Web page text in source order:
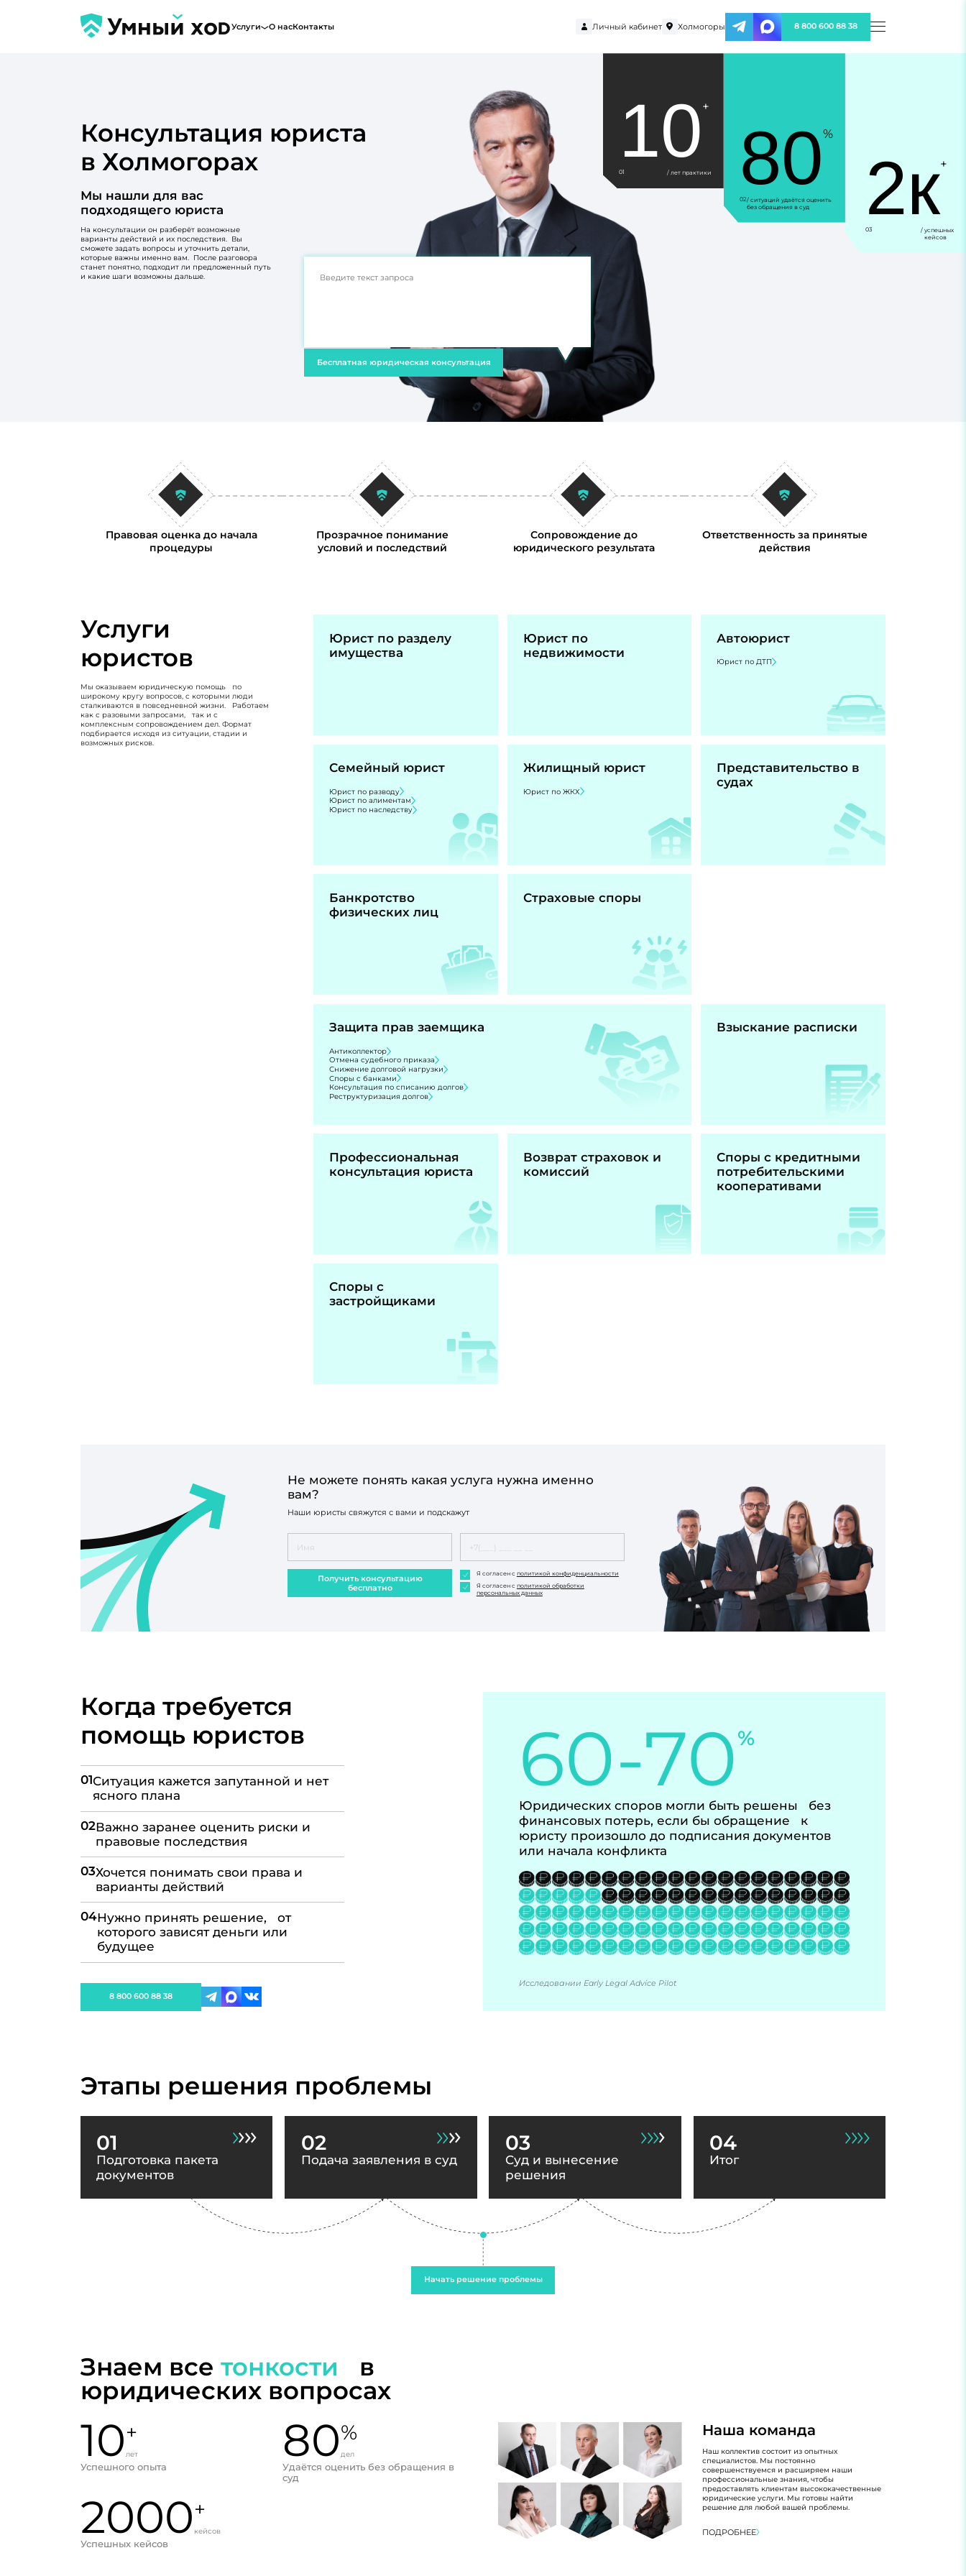
Услуги О насКонтакты Личный кабинет Холмогоры 8 800 600 88 38
Консультация юриста
в Холмогорах
Мы нашли для вас
подходящего юриста
На консультации он разберёт возможные
варианты действий и их последствия. Вы
сможете задать вопросы и уточнить детали,
которые важны именно вам. После разговора
станет понятно, подходит ли предложенный путь
и какие шаги возможны дальше.
Бесплатная юридическая консультация
10 +
01 / лет практики 80%
02/ ситуаций удаётся оценить
без обращения в суд
2к+
03
/ успешных
кейсов
Правовая оценка до начала
процедуры
Прозрачное понимание
условий и последствий
Сопровождение до
юридического результата
Ответственность за принятые
действия
Услуги
юристов
Мы оказываем юридическую помощь по
широкому кругу вопросов, с которыми люди
сталкиваются в повседневной жизни. Работаем
как с разовыми запросами, так и с
комплексным сопровождением дел. Формат
подбирается исходя из ситуации, стадии и
возможных рисков.
Юрист по разделу
имущества
Юрист по
недвижимости
Автоюрист
Юрист по ДТП
Семейный юрист
Юрист по разводу
Юрист по алиментам
Юрист по наследству
Жилищный юрист
Юрист по ЖКХ
Представительство в
судах
Банкротство
физических лиц
Страховые споры
Защита прав заемщика
Антиколлектор
Отмена судебного приказа
Снижение долговой нагрузки
Споры с банками
Консультация по списанию долгов
Реструктуризация долгов
Взыскание расписки
Профессиональная
консультация юриста
Возврат страховок и
комиссий
Споры с кредитными
потребительскими
кооперативами
Споры с
застройщиками
Не можете понять какая услуга нужна именно
вам?
Наши юристы свяжутся с вами и подскажут
Получить консультацию
бесплатно
Я согласен с политикой конфиденциальности
Я согласен с политикой обработки
персональных данных
Когда требуется
помощь юристов
01Ситуация кажется запутанной и нет
ясного плана
02Важно заранее оценить риски и
правовые последствия
03Хочется понимать свои права и
варианты действий
04Нужно принять решение, от
которого зависят деньги или
будущее
8 800 600 88 38
60-70%
Юридических споров могли быть решены без
финансовых потерь, если бы обращение к
юристу произошло до подписания документов
или начала конфликта
Исследовании Early Legal Advice Pilot
Этапы решения проблемы
01
Подготовка пакета
документов
02
Подача заявления в суд
03
Суд и вынесение
решения
04
Итог
Начать решение проблемы
Знаем все тонкости в
юридических вопросах
10+
лет
Успешного опыта
80%
дел
Удаётся оценить без обращения в
суд
2000+
кейсов
Успешных кейсов
Наша команда
Наш коллектив состоит из опытных
специалистов. Мы постоянно
совершенствуемся и расширяем наши
профессиональные знания, чтобы
предоставлять клиентам высококачественные
юридические услуги. Мы готовы найти
решение для любой вашей проблемы.
ПОДРОБНЕЕ